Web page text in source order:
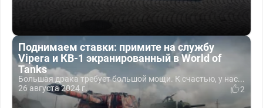
Поднимаем ставки: примите на службу
Vipera и КВ-1 экранированный в World of
Tanks
Большая драка требует большой мощи. К счастью, у нас...
26 августа 2024 г.
2